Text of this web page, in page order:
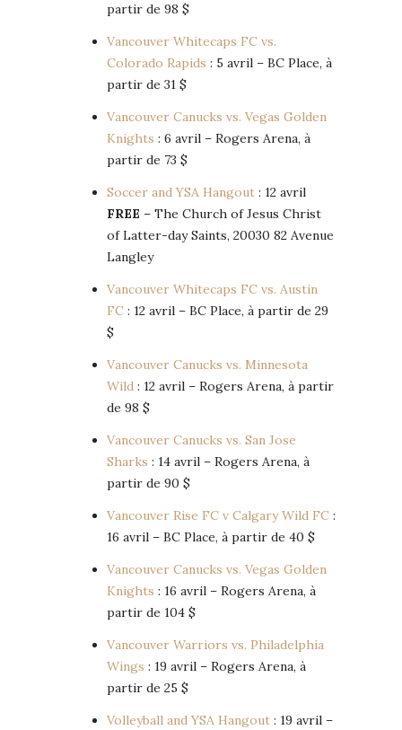
partir de 98 $
Vancouver Whitecaps FC vs.
Colorado Rapids : 5 avril – BC Place, à
partir de 31 $
Vancouver Canucks vs. Vegas Golden
Knights : 6 avril – Rogers Arena, à
partir de 73 $
Soccer and YSA Hangout : 12 avril
FREE – The Church of Jesus Christ
of Latter-day Saints, 20030 82 Avenue
Langley
Vancouver Whitecaps FC vs. Austin
FC : 12 avril – BC Place, à partir de 29
$
Vancouver Canucks vs. Minnesota
Wild : 12 avril – Rogers Arena, à partir
de 98 $
Vancouver Canucks vs. San Jose
Sharks : 14 avril – Rogers Arena, à
partir de 90 $
Vancouver Rise FC v Calgary Wild FC :
16 avril – BC Place, à partir de 40 $
Vancouver Canucks vs. Vegas Golden
Knights : 16 avril – Rogers Arena, à
partir de 104 $
Vancouver Warriors vs. Philadelphia
Wings : 19 avril – Rogers Arena, à
partir de 25 $
Volleyball and YSA Hangout : 19 avril –